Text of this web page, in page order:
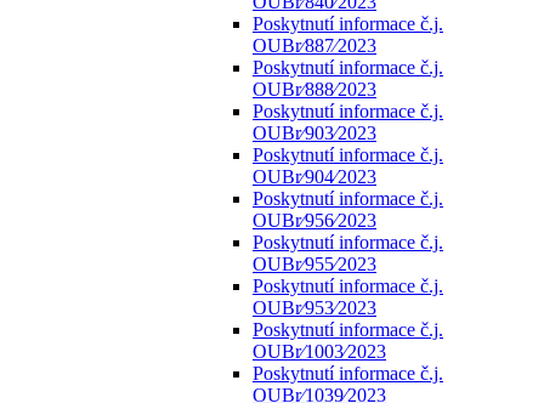
Poskytnutí informace č.j.
OUBr⁄887⁄2023
Poskytnutí informace č.j.
OUBr⁄888⁄2023
Poskytnutí informace č.j.
OUBr⁄903⁄2023
Poskytnutí informace č.j.
OUBr⁄904⁄2023
Poskytnutí informace č.j.
OUBr⁄956⁄2023
Poskytnutí informace č.j.
OUBr⁄955⁄2023
Poskytnutí informace č.j.
OUBr⁄953⁄2023
Poskytnutí informace č.j.
OUBr⁄1003⁄2023
Poskytnutí informace č.j.
OUBr⁄1039⁄2023